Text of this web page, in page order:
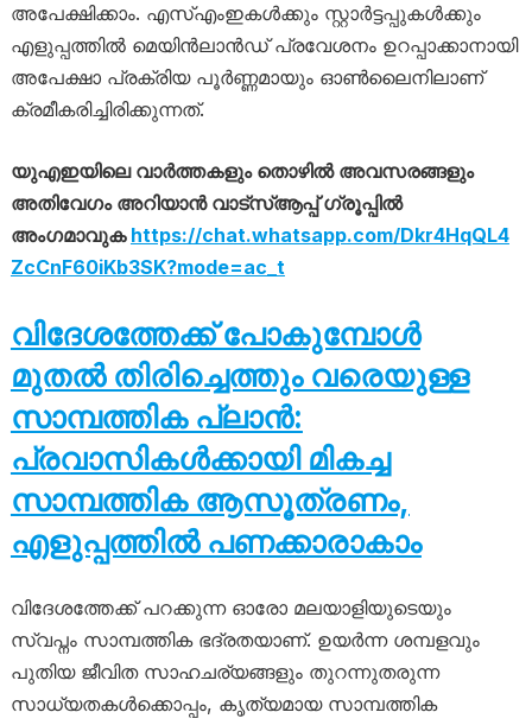
അപേക്ഷിക്കാം. എസ്എംഇകൾക്കും സ്റ്റാർട്ടപ്പുകൾക്കും
എളുപ്പത്തിൽ മെയിൻലാൻഡ് പ്രവേശനം ഉറപ്പാക്കാനായി
അപേക്ഷാ പ്രക്രിയ പൂർണ്ണമായും ഓൺലൈനിലാണ്
ക്രമീകരിച്ചിരിക്കുന്നത്.
യുഎഇയിലെ വാർത്തകളും തൊഴിൽ അവസരങ്ങളും
അതിവേഗം അറിയാൻ വാട്സ്ആപ്പ് ഗ്രൂപ്പിൽ
അംഗമാവുക https://chat.whatsapp.com/Dkr4HqQL4
ZcCnF60iKb3SK?mode=ac_t
വിദേശത്തേക്ക് പോകുമ്പോൾ
മുതൽ തിരിച്ചെത്തും വരെയുള്ള
സാമ്പത്തിക പ്ലാൻ:
പ്രവാസികൾക്കായി മികച്ച
സാമ്പത്തിക ആസൂത്രണം,
എളുപ്പത്തിൽ പണക്കാരാകാം
വിദേശത്തേക്ക് പറക്കുന്ന ഓരോ മലയാളിയുടെയും
സ്വപ്നം സാമ്പത്തിക ഭദ്രതയാണ്. ഉയർന്ന ശമ്പളവും
പുതിയ ജീവിത സാഹചര്യങ്ങളും തുറന്നുതരുന്ന
സാധ്യതകൾക്കൊപ്പം, കൃത്യമായ സാമ്പത്തിക